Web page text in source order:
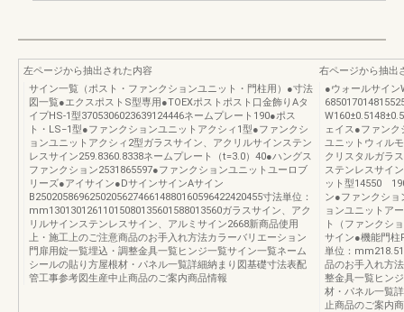
左ページから抽出された内容
サイン一覧（ポスト・ファンクションユニット・門柱用）●寸法
図一覧●エクスポストS型専用●TOEXポストポスト口金飾りAタ
イプHS-1型3705306023639124446ネームプレート190●ポス
ト・LS−1型●ファンクションユニットアクシィ1型●ファンクシ
ョンユニットアクシィ2型ガラスサイン、アクリルサインステン
レスサイン259.8360.8338ネームプレート（t=3.0）40●ハングス
ファンクション2531865597●ファンクションユニットユーロブ
リーズ●アイサイン●DサインサインAサイン
B250205869625020562746614880160596422420455寸法単位：
mm13013012611015080135601588013560ガラスサイン、アク
リルサインステンレスサイン、アルミサイン2668新商品使用
上・施工上のご注意商品のお手入れ方法カラーバリエーション
門扉用錠一覧埋込・調整金具一覧ヒンジ一覧サイン一覧ネーム
シールの貼り方屋根材・パネル一覧詳細納まり図基礎寸法表配
管工事参考図生産中止商品のご案内商品情報
右ページから抽出
●ウォールサイン
ェイス●ファン
ユニットウィル
クリスタルガラ
ステンレスサイ
ット型14550
ン●ファンクシ
ョンユニットア
ト（ファンクシ
サイン●機能門柱
単位：
品のお手入れ方
整金具一覧ヒン
材・パネル一覧
止商品のご案内